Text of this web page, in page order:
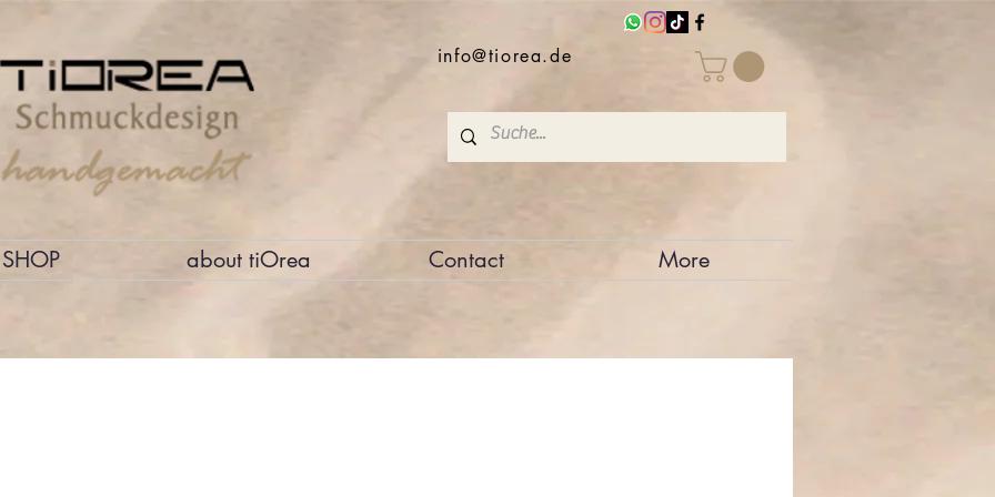
info@tiorea.de
SHOP about tiOrea Contact More